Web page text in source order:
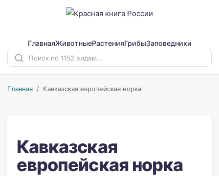
ГлавнаяЖивотныеРастенияГрибыЗаповедники
Главная / Кавказская европейская норка
Кавказская
европейская норка